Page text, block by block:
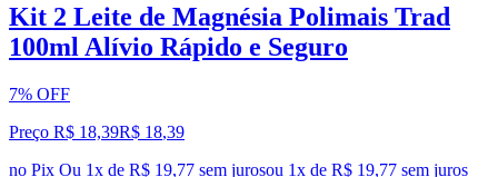
Kit 2 Leite de Magnésia Polimais Trad
100ml Alívio Rápido e Seguro
7% OFF
Preço R$ 18,39R$ 18,39
no Pix Ou 1x de R$ 19,77 sem jurosou 1x de R$ 19,77 sem juros